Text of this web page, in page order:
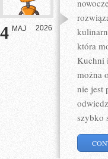
4 MAJ 2026
która
Kuchni
można
nie jest
szybko